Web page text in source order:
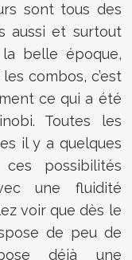
sont tous des
aussi et surtout
belle époque,
combos, c’est
ce qui a été
Toutes les
il y a quelques
possibilités
une fluidité
voir que dès le
de peu de
déjà une